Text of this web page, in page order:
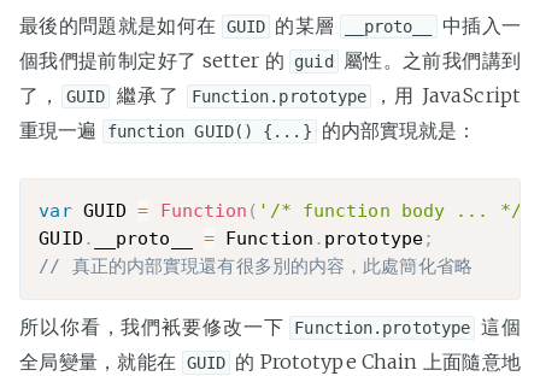
最後的問題就是如何在 GUID 的某層 __proto__
中插入一
個我們提前制定好了 setter 的
guid
屬性。之前我們講到
了，
GUID 繼承了 Function.prototype
，用 JavaScript
重現一遍
function GUID() {...} 的内部實現就是：
var GUID = Function ( '/* function body ... */'
GUID . __proto__ = Function . prototype;
// 真正的内部實現還有很多別的内容，此處簡化省略
所以你看，我們衹要修改一下 Function.prototype 這個
全局變量，就能在
GUID 的 Prototype Chain 上面隨意地